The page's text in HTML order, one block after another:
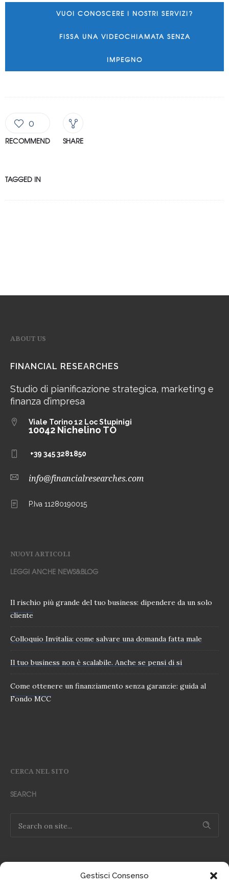
Gestisci Consenso
VUOI CONOSCERE I NOSTRI SERVIZI?
FISSA UNA VIDEOCHIAMATA SENZA
IMPEGNO
0
RECOMMEND SHARE
TAGGED IN
ABOUT US
FINANCIAL RESEARCHES
Studio di pianificazione strategica, marketing e
finanza d’impresa
Viale Torino 12 Loc Stupinigi
10042 Nichelino TO
+39 345 3281850
info@financialresearches.com
P.Iva 11280190015
NUOVI ARTICOLI
LEGGI ANCHE NEWS&BLOG
Il rischio più grande del tuo business: dipendere da un solo
cliente
Colloquio Invitalia: come salvare una domanda fatta male
Il tuo business non è scalabile. Anche se pensi di si
Come ottenere un finanziamento senza garanzie: guida al
Fondo MCC
CERCA NEL SITO
SEARCH